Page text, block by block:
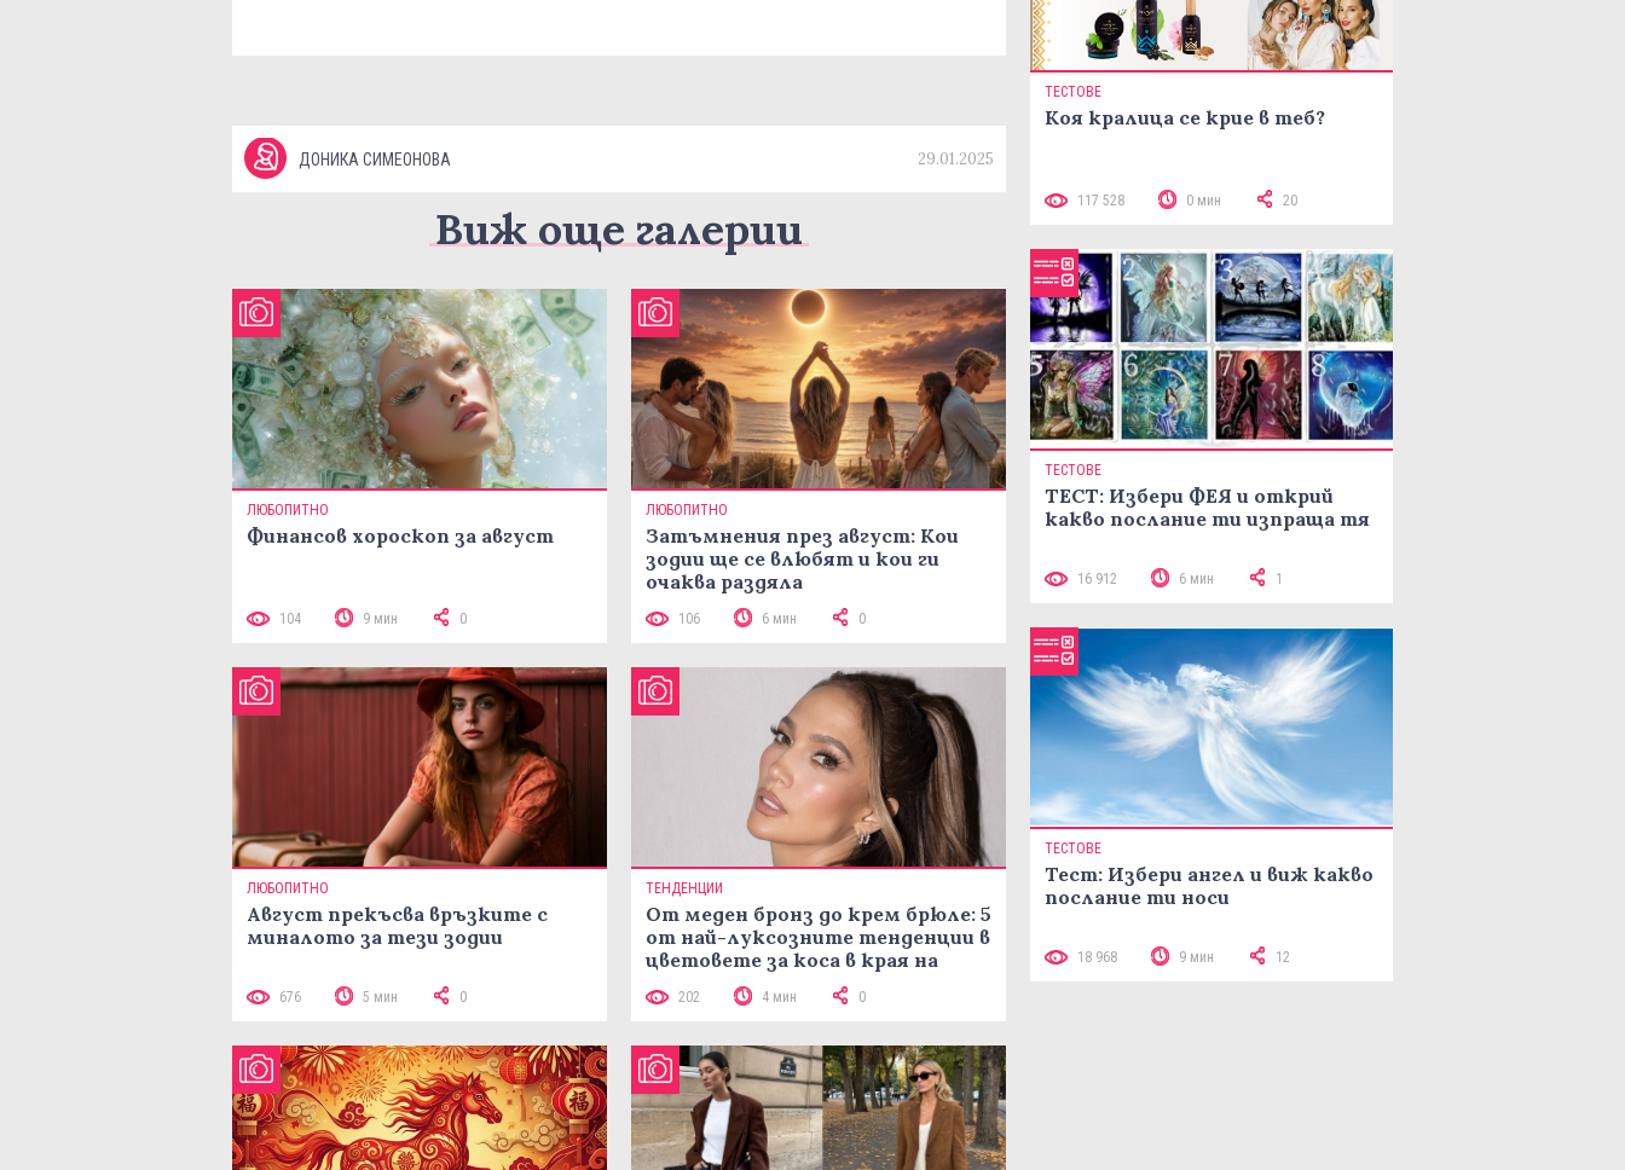
ДОНИКА СИМЕОНОВА 29.01.2025
Виж още галерии
ЛЮБОПИТНО
Финансов хороскоп за август
104 9 мин 0
ЛЮБОПИТНО
Затъмнения през август: Кои
зодии ще се влюбят и кои ги
очаква раздяла
106 6 мин 0
ЛЮБОПИТНО
Август прекъсва връзките с
миналото за тези зодии
676 5 мин 0
ТЕНДЕНЦИИ
От меден бронз до крем брюле: 5
от най-луксозните тенденции в
цветовете за коса в края на
202 4 мин 0
ТЕСТОВЕ
Коя кралица се крие в теб?
117 528 0 мин 20
ТЕСТОВЕ
ТЕСТ: Избери ФЕЯ и открий
какво послание ти изпраща тя
16 912 6 мин 1
ТЕСТОВЕ
Тест: Избери ангел и виж какво
послание ти носи
18 968 9 мин 12